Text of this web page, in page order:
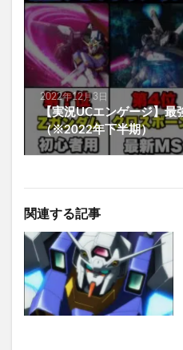
2022年12月3日
【実況UCエンゲージ】
（※2022年下半期）
関連する記事